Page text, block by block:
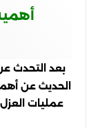
بعد التحدث
الحديث عن
عمليات